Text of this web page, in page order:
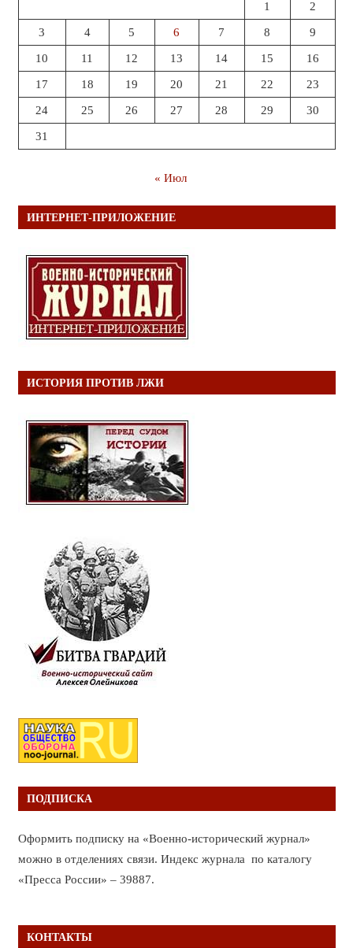
1 2
3 4 5 6 7 8 9
10 11 12 13 14 15 16
17 18 19 20 21 22 23
24 25 26 27 28 29 30
31
« Июл
ИНТЕРНЕТ-ПРИЛОЖЕНИЕ
ИСТОРИЯ ПРОТИВ ЛЖИ
ПОДПИСКА
Оформить подписку на «Военно-исторический журнал»
можно в отделениях связи. Индекс журнала по каталогу
«Пресса России» – 39887.
КОНТАКТЫ